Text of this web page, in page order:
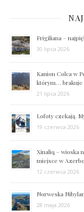
Frigiliana –
30 lipca 2026
Kanion Colca w
którym… brakuje
21 lipca 2026
Lofoty czekają.
19 czerwca 2026
Xinaliq – wioska
miejsce w
12 czerwca 2026
Norweska
28 maja 2026